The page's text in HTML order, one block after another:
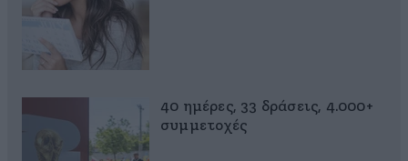
40 ημέρες, 33 δράσεις, 4.000+
συμμετοχές